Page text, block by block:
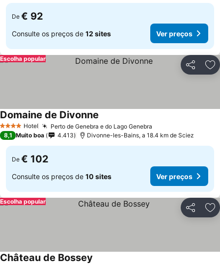
De € 92
Consulte os preços de 12 sites Ver preços
Partilhar
Escolha popular
4 EstrelasHotel Perto de Genebra e do Lago Genebra
Domaine de Divonne
8,1 Muito boa 4.413 Divonne-les-Bains, a 18.4 km de Sciez
De € 102
Consulte os preços de 10 sites Ver preços
Partilhar
Escolha popular
Château de Bossey